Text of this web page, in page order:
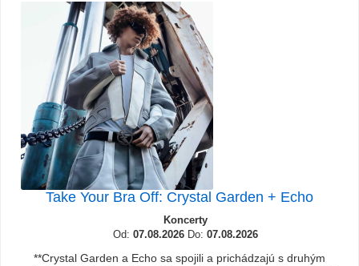
Take Your Bra Off: Crystal Garden + Echo
Koncerty
Od: 07.08.2026 Do: 07.08.2026
**Crystal Garden a Echo sa spojili a prichádzajú s druhým